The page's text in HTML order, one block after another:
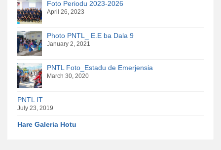
Foto Periodu 2023-2026
April 26, 2023
Photo PNTL_ E.E ba Dala 9
January 2, 2021
PNTL Foto_Estadu de Emerjensia
March 30, 2020
PNTL IT
July 23, 2019
Hare Galeria Hotu